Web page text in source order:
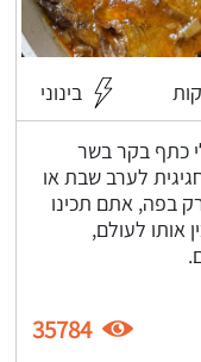
בינוני
כתף בקר בשר
חגיגית לערב שבת או
בפה, אתם תכינו
אותו לעולם,
35784